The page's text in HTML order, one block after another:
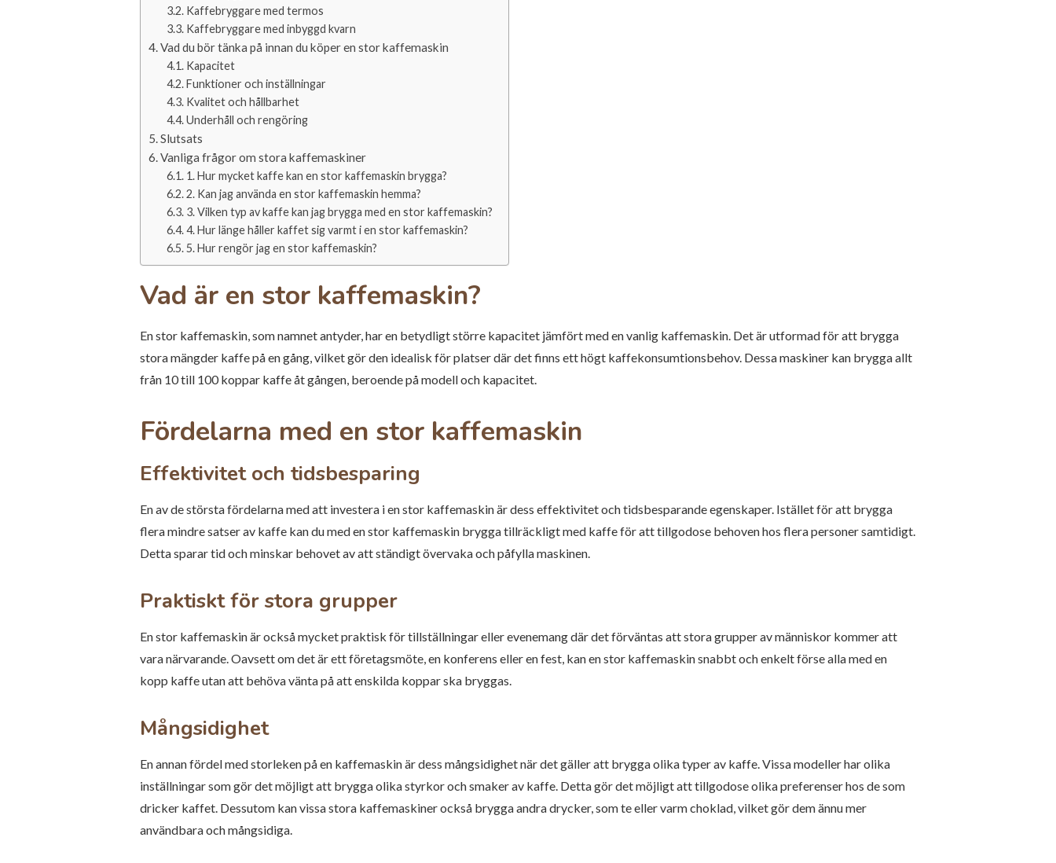
Kaffebryggare med termos
Kaffebryggare med inbyggd kvarn
Vad du bör tänka på innan du köper en stor kaffemaskin
Kapacitet
Funktioner och inställningar
Kvalitet och hållbarhet
Underhåll och rengöring
Slutsats
Vanliga frågor om stora kaffemaskiner
1. Hur mycket kaffe kan en stor kaffemaskin brygga?
2. Kan jag använda en stor kaffemaskin hemma?
3. Vilken typ av kaffe kan jag brygga med en stor kaffemaskin?
4. Hur länge håller kaffet sig varmt i en stor kaffemaskin?
5. Hur rengör jag en stor kaffemaskin?
Vad är en stor kaffemaskin?
En stor kaffemaskin, som namnet antyder, har en betydligt större kapacitet jämfört med en vanlig kaffemaskin. Det är utformad för att brygga
stora mängder kaffe på en gång, vilket gör den idealisk för platser där det finns ett högt kaffekonsumtionsbehov. Dessa maskiner kan brygga allt
från 10 till 100 koppar kaffe åt gången, beroende på modell och kapacitet.
Fördelarna med en stor kaffemaskin
Effektivitet och tidsbesparing
En av de största fördelarna med att investera i en stor kaffemaskin är dess effektivitet och tidsbesparande egenskaper. Istället för att brygga
flera mindre satser av kaffe kan du med en stor kaffemaskin brygga tillräckligt med kaffe för att tillgodose behoven hos flera personer samtidigt.
Detta sparar tid och minskar behovet av att ständigt övervaka och påfylla maskinen.
Praktiskt för stora grupper
En stor kaffemaskin är också mycket praktisk för tillställningar eller evenemang där det förväntas att stora grupper av människor kommer att
vara närvarande. Oavsett om det är ett företagsmöte, en konferens eller en fest, kan en stor kaffemaskin snabbt och enkelt förse alla med en
kopp kaffe utan att behöva vänta på att enskilda koppar ska bryggas.
Mångsidighet
En annan fördel med storleken på en kaffemaskin är dess mångsidighet när det gäller att brygga olika typer av kaffe. Vissa modeller har olika
inställningar som gör det möjligt att brygga olika styrkor och smaker av kaffe. Detta gör det möjligt att tillgodose olika preferenser hos de som
dricker kaffet. Dessutom kan vissa stora kaffemaskiner också brygga andra drycker, som te eller varm choklad, vilket gör dem ännu mer
användbara och mångsidiga.